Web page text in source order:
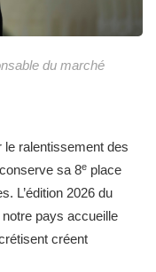
du marché
le ralentissement des
sa 8e place
L’édition 2026 du
pays accueille
créent